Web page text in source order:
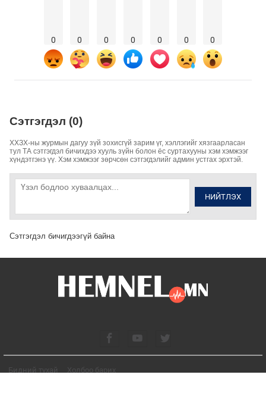
0 0 0 0 0 0 0
Сэтгэгдэл (0)
ХХЗХ-ны журмын дагуу зүй зохисгүй зарим үг, хэллэгийг хязгаарласан
тул ТА сэтгэгдэл бичихдээ хууль зүйн болон ёс суртахууны хэм хэмжээг
хүндэтгэнэ үү. Хэм хэмжээг зөрчсөн сэтгэгдэлийг админ устгах эрхтэй.
НИЙТЛЭХ
Сэтгэгдэл бичигдээгүй байна
Бидний тухай Холбоо барих